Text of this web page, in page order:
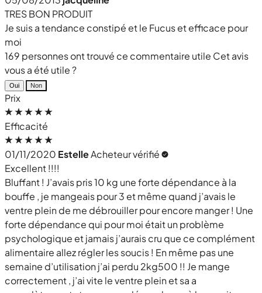
TRES BON PRODUIT
Je suis a tendance constipé et le Fucus et efficace pour
moi
169 personnes ont trouvé ce commentaire utile Cet avis
vous a été utile ?
Oui Non
Prix
Efficacité
01/11/2020 EstelleAcheteur vérifié
Excellent !!!!
Bluffant ! J’avais pris 10 kg une forte dépendance à la
bouffe , je mangeais pour 3 et même quand j’avais le
ventre plein de me débrouiller pour encore manger ! Une
forte dépendance qui pour moi était un problème
psychologique et jamais j’aurais cru que ce complément
alimentaire allez régler les soucis ! En même pas une
semaine d’utilisation j’ai perdu 2kg500 !! Je mange
correctement , j’ai vite le ventre plein et sa a